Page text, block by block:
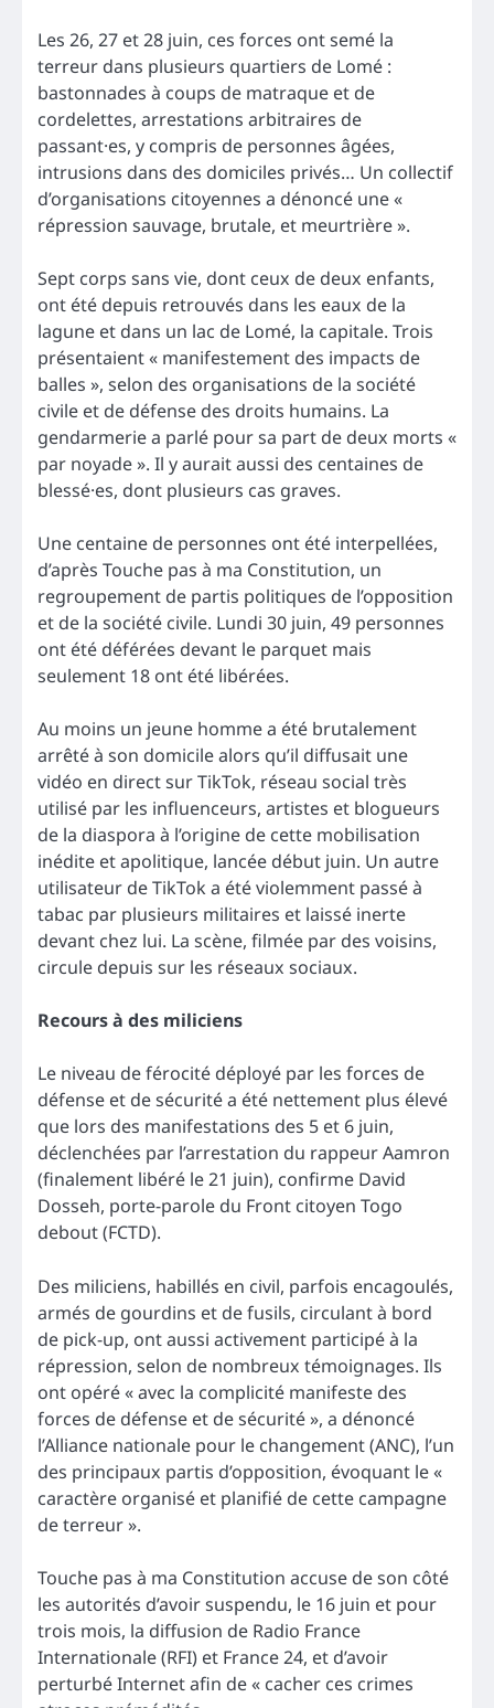
Les 26, 27 et 28 juin, ces forces ont semé la
terreur dans plusieurs quartiers de Lomé :
bastonnades à coups de matraque et de
cordelettes, arrestations arbitraires de
passant·es, y compris de personnes âgées,
intrusions dans des domiciles privés… Un collectif
d’organisations citoyennes a dénoncé une «
répression sauvage, brutale, et meurtrière ».
Sept corps sans vie, dont ceux de deux enfants,
ont été depuis retrouvés dans les eaux de la
lagune et dans un lac de Lomé, la capitale. Trois
présentaient « manifestement des impacts de
balles », selon des organisations de la société
civile et de défense des droits humains. La
gendarmerie a parlé pour sa part de deux morts «
par noyade ». Il y aurait aussi des centaines de
blessé·es, dont plusieurs cas graves.
Une centaine de personnes ont été interpellées,
d’après Touche pas à ma Constitution, un
regroupement de partis politiques de l’opposition
et de la société civile. Lundi 30 juin, 49 personnes
ont été déférées devant le parquet mais
seulement 18 ont été libérées.
Au moins un jeune homme a été brutalement
arrêté à son domicile alors qu’il diffusait une
vidéo en direct sur TikTok, réseau social très
utilisé par les influenceurs, artistes et blogueurs
de la diaspora à l’origine de cette mobilisation
inédite et apolitique, lancée début juin. Un autre
utilisateur de TikTok a été violemment passé à
tabac par plusieurs militaires et laissé inerte
devant chez lui. La scène, filmée par des voisins,
circule depuis sur les réseaux sociaux.
Recours à des miliciens
Le niveau de férocité déployé par les forces de
défense et de sécurité a été nettement plus élevé
que lors des manifestations des 5 et 6 juin,
déclenchées par l’arrestation du rappeur Aamron
(finalement libéré le 21 juin), confirme David
Dosseh, porte-parole du Front citoyen Togo
debout (FCTD).
Des miliciens, habillés en civil, parfois encagoulés,
armés de gourdins et de fusils, circulant à bord
de pick-up, ont aussi activement participé à la
répression, selon de nombreux témoignages. Ils
ont opéré « avec la complicité manifeste des
forces de défense et de sécurité », a dénoncé
l’Alliance nationale pour le changement (ANC), l’un
des principaux partis d’opposition, évoquant le «
caractère organisé et planifié de cette campagne
de terreur ».
Touche pas à ma Constitution accuse de son côté
les autorités d’avoir suspendu, le 16 juin et pour
trois mois, la diffusion de Radio France
Internationale (RFI) et France 24, et d’avoir
perturbé Internet afin de « cacher ces crimes